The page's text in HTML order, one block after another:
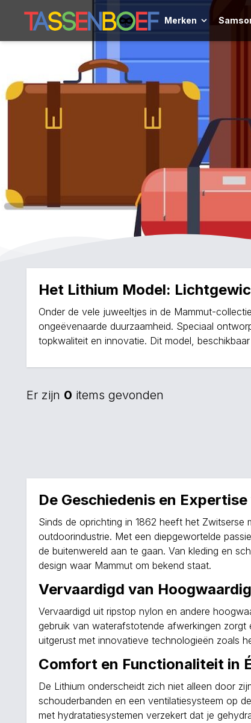
Merken
Het Lithium Model:
Onder de vele juweeltjes in de Mammut-
ongeëvenaarde duurzaamheid. Speciaal
topkwaliteit en innovatie. Dit model,
Er zijn 0 items gevonden
De Geschiedenis en
Sinds de oprichting in 1862 heeft het
outdoorindustrie. Met een diepgewortelde
de buitenwereld aan te gaan. Van kleding en
design waar Mammut om bekend staat.
Vervaardigd van
Vervaardigd uit ripstop nylon en andere
gebruik van waterafstotende afwerkingen
uitgerust met innovatieve technologieën zoals
Comfort en Functionaliteit in
De Lithium onderscheidt zich niet alleen door
schouderbanden en een ventilatiesysteem op
met hydratatiesystemen verzekert dat je